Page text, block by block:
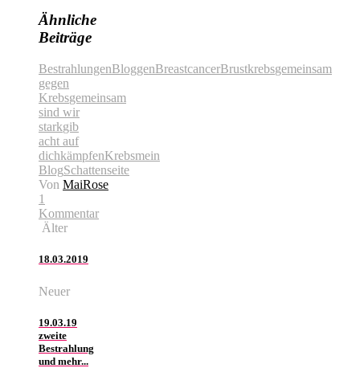
Ähnliche
Beiträge
BestrahlungenBloggenBreastcancerBrustkrebsgemeinsam
gegen
Krebsgemeinsam
sind wir
starkgib
acht auf
dichkämpfenKrebsmein
BlogSchattenseite
Von MaiRose
1
Kommentar
Älter
18.03.2019
Neuer
19.03.19
zweite
Bestrahlung
und mehr...